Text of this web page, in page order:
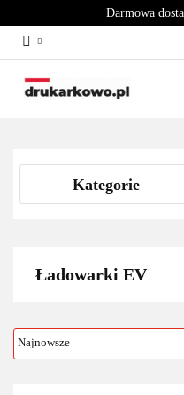
Darmowa
Kategorie
Ładowarki EV